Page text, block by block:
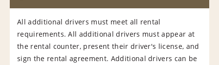
All additional drivers must meet all rental
requirements. All additional drivers must appear at
the rental counter, present their driver's license, and
sign the rental agreement. Additional drivers can be